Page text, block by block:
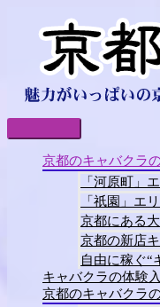
ス
メ
イ
ン
京都のキャバクラ
「河原町」
「祇園」エ
京都にある
京都の新店
自由に稼ぐ“
キャバクラの体験
京都のキャバクラ